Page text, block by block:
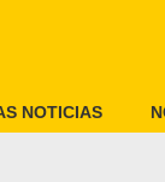
NOTICIAS